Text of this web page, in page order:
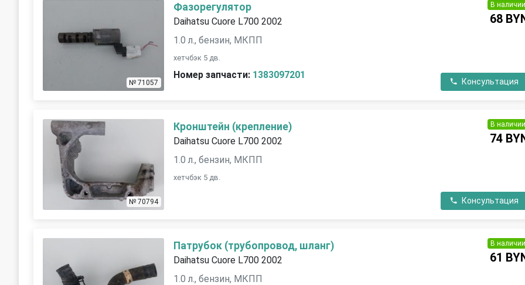
№ 71057
Фазорегулятор
Daihatsu Cuore L700 2002
1.0 л., бензин, МКПП
хетчбэк 5 дв.
Номер запчасти: 1383097201
В наличии
68
Консультация
№ 70794
Кронштейн (крепление)
Daihatsu Cuore L700 2002
1.0 л., бензин, МКПП
хетчбэк 5 дв.
В наличии
74
Консультация
Патрубок (трубопровод, шланг)
Daihatsu Cuore L700 2002
1.0 л., бензин, МКПП
В наличии
61